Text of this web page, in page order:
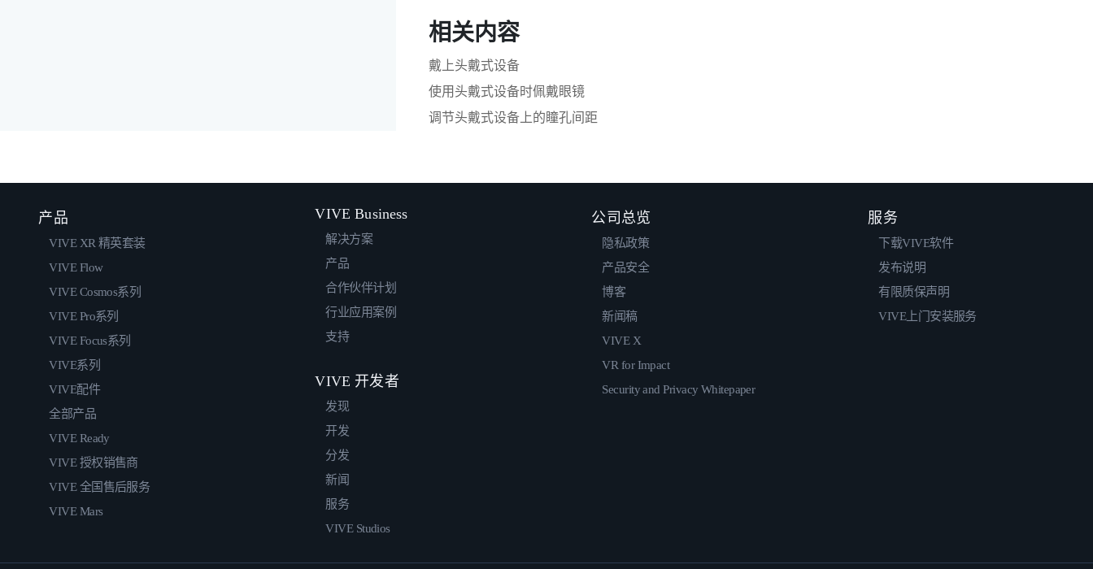
相关内容
戴上头戴式设备
使用头戴式设备时佩戴眼镜
调节头戴式设备上的瞳孔间距
产品
VIVE XR 精英套装
VIVE Flow
VIVE Cosmos系列
VIVE Pro系列
VIVE Focus系列
VIVE系列
VIVE配件
全部产品
VIVE Ready
VIVE 授权销售商
VIVE 全国售后服务
VIVE Mars
VIVE Business
解决方案
产品
合作伙伴计划
行业应用案例
支持
VIVE 开发者
发现
开发
分发
新闻
服务
VIVE Studios
公司总览
隐私政策
产品安全
博客
新闻稿
VIVE X
VR for Impact
Security and Privacy Whitepaper
服务
下载VIVE软件
发布说明
有限质保声明
VIVE上门安装服务